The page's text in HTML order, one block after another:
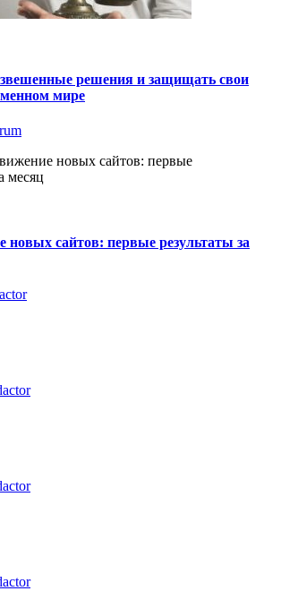
решения и защищать свои
мире
новых сайтов: первые результаты за